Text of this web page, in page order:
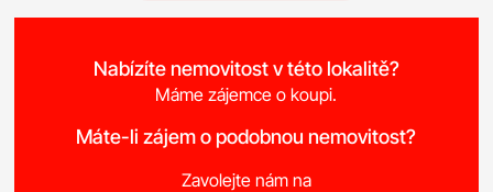
Nabízíte nemovitost v této lokalitě?
Máme zájemce o koupi.
Máte-li zájem o podobnou nemovitost?
Zavolejte nám na